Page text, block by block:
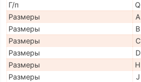
Г/п
Q
Размеры
A
Размеры
B
Размеры
C
Размеры
D
Размеры
H
Размеры
J